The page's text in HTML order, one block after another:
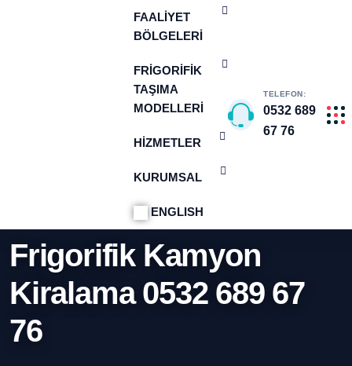
FAALIYET
BÖLGELERI
FRIGORIFIK
TAŞIMA
MODELLERI
HIZMETLER
KURUMSAL
ENGLISH
TELEFON:
0532 689
67 76
FRIGORIFIK KAMYON KIRALAMA 0532 689 67 76
Frigorifik Kamyon
Kiralama 0532 689 67
76